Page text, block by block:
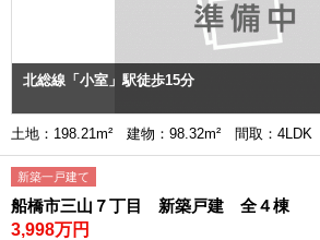
北総線「小室」駅徒歩15分
土地：198.21m² 建物：98.32m² 間取：4LDK
新築一戸建て
船橋市三山７丁目 新築戸建 全４棟
3,998万円